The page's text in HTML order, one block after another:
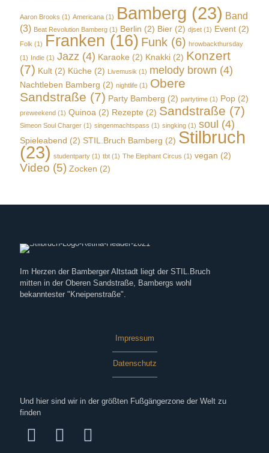
Aaron Brooks (1) Americana (1) Bamberg (23) Band
(3) Beat Revolution Bamberg (1) Berlin (2) Bier (2) djset (1) Event (2)
Folk (1) Franken (16) Funk (6) hrowbackthursday
(1) Indie (1) Jazz (4) Karaoke (2) Knakki (2) Konzert
(7) Kult (2) Küche (2) Livemusik (1) melody brown (4)
Nachtleben Bamberg (2) nightlife (1) Obere
Sandstraße (7) Party Bamberg (2) partytime (1) Pop (2)
preweekend (1) Quinoa (2) Rezepte (2) Sandstraße (7)
Simeon Soul Charger (1) singenmachtspass (1) singking (1) soul (4)
Spieleabend (2) STIL.Bruch Bamberg (2) Stilbruch
(23) studentparty (1) tbt (1) The Elephant Circus (1) vegan (2)
Video (5) Zocken (2)
Im Herzen der Bamberger Altstadt liegt der STIL.Bruch
mitten in der Oberen Sandstraße, Bambergs wohl
bekanntester "Kneipenstraße".
Impressum
Datenschutz
Und hier sind wir in der größten Fußgängerzone der Welt zu
finden